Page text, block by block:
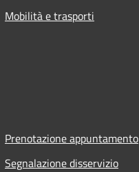
Mobilità e trasporti
Prenotazione appuntamento
Segnalazione disservizio